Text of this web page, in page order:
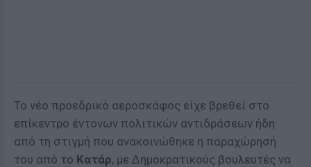
Το νέο προεδρικό αεροσκάφος είχε βρεθεί στο
επίκεντρο έντονων πολιτικών αντιδράσεων ήδη
από τη στιγμή που ανακοινώθηκε η παραχώρησή
του από το Κατάρ, με Δημοκρατικούς βουλευτές να